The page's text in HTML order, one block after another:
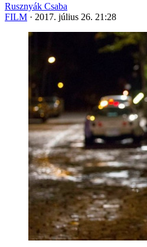
Rusznyák Csaba
FILM · 2017. július 26. 21:28